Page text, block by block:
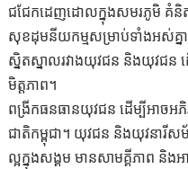
ជជែកដេញដោលក្នុងសមរភូមិ គំនិត
សុខដុមនីយកម្មសម្រាប់ទាំងអស់គ្ន
ស្និតស្នាលរវាងយុវជន និងយុវជន ដើ
មិត្តភាព។
ពង្រីកធនធានយុវជន ដើម្បីអាចអ
ជាតិកម្ពុជា។ យុវជន និងយុវនារី
ល្អក្នុងសង្គម មានសាមគ្គីភាព និ